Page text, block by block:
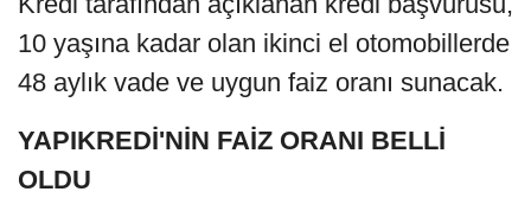
10 yaşına kadar olan ikinci el otomobillerde
48 aylık vade ve uygun faiz oranı sunacak.
YAPIKREDİ'NİN FAİZ ORANI BELLİ
OLDU